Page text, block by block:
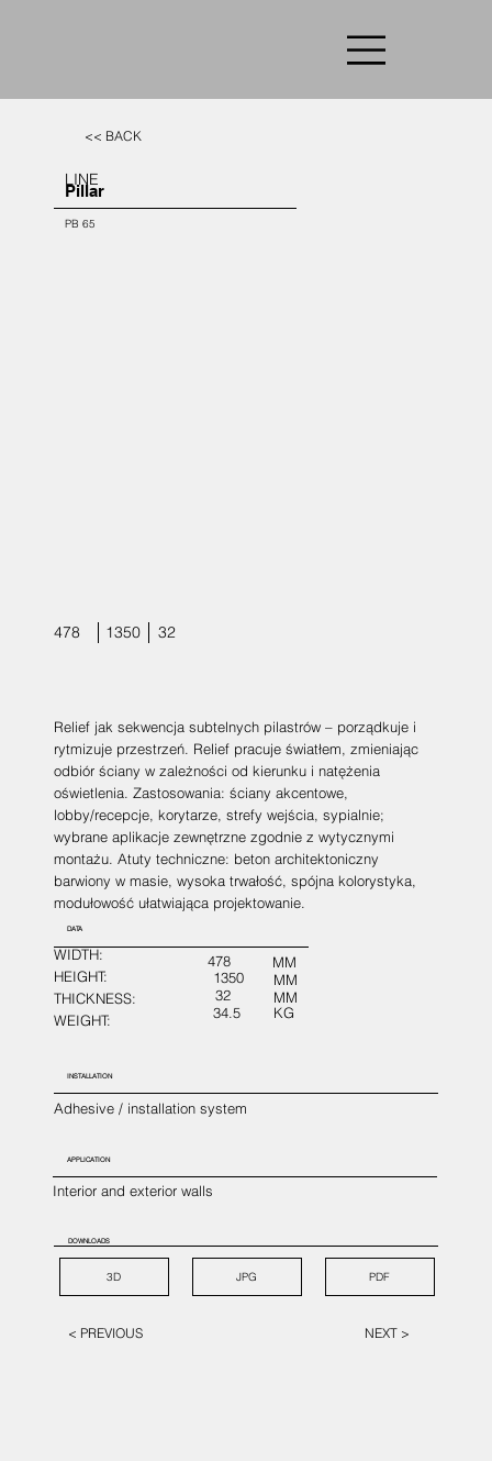
<< BACK
LINE
Pillar
PB 65
478 1350 32
Relief jak sekwencja subtelnych pilastrów – porządkuje i
rytmizuje przestrzeń. Relief pracuje światłem, zmieniając
odbiór ściany w zależności od kierunku i natężenia
oświetlenia. Zastosowania: ściany akcentowe,
lobby/recepcje, korytarze, strefy wejścia, sypialnie;
wybrane aplikacje zewnętrzne zgodnie z wytycznymi
montażu. Atuty techniczne: beton architektoniczny
barwiony w masie, wysoka trwałość, spójna kolorystyka,
modułowość ułatwiająca projektowanie.
DATA
WIDTH:
HEIGHT:
THICKNESS:
WEIGHT:
1350
478
32
34.5
MM
MM
MM
KG
Adhesive / installation system
INSTALLATION
Interior and exterior walls
APPLICATION
DOWNLOADS
3D JPG PDF
< PREVIOUS NEXT >